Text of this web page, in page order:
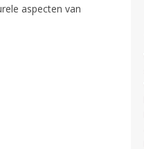
aspecten van